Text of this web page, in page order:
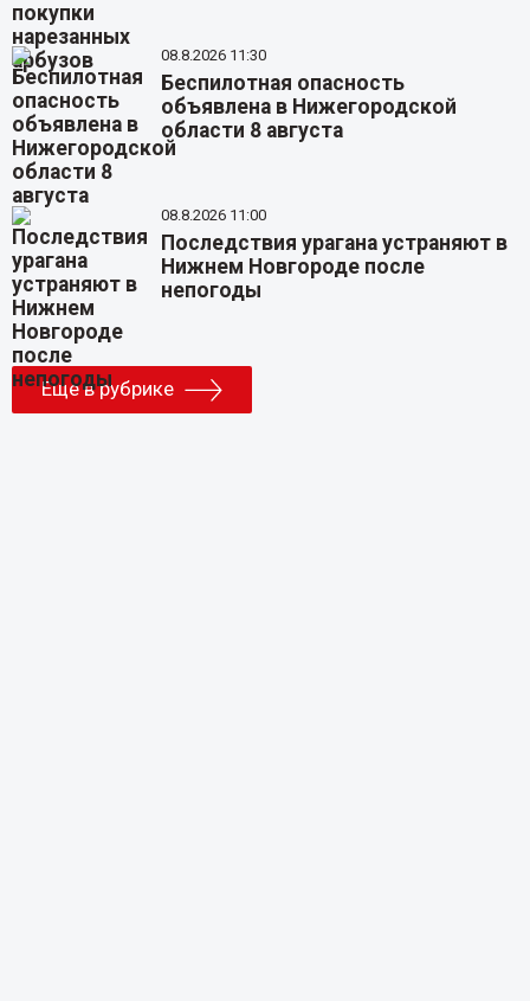
08.8.2026 11:30
Беспилотная опасность
объявлена в Нижегородской
области 8 августа
08.8.2026 11:00
Последствия урагана устраняют в
Нижнем Новгороде после
непогоды
Еще в рубрике